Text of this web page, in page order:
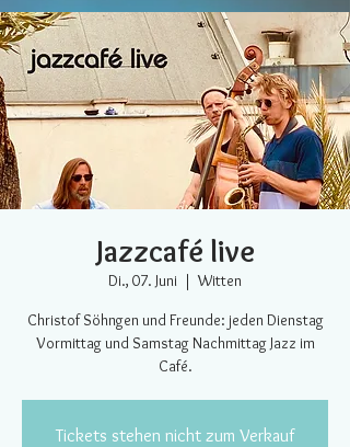
Jazzcafé live
Di., 07. Juni
  |
Witten
Christof Söhngen und Freunde: jeden Dienstag
Vormittag und Samstag Nachmittag Jazz im
Café.
Tickets stehen nicht zum Verkauf